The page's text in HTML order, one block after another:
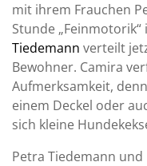
mit ihrem Frauchen
Stunde
Tiedemann verteilt
Bewohner. Camira
Aufmerksamkeit,
einem Deckel oder
sich kleine
Petra Tiedemann